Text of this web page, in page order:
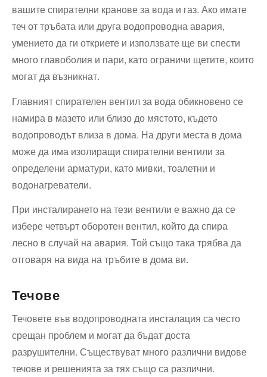
вашите спирателни кранове за вода и газ. Ако имате
теч от тръбата или друга водопроводна авария,
умението да ги откриете и използвате ще ви спести
много главоболия и пари, като ограничи щетите, които
могат да възникнат.
Главният спирателен вентил за вода обикновено се
намира в мазето или близо до мястото, където
водопроводът влиза в дома. На други места в дома
може да има изолиращи спирателни вентили за
определени арматури, като мивки, тоалетни и
водонагреватели.
При инсталирането на тези вентили е важно да се
избере четвърт оборотен вентил, който да спира
лесно в случай на авария. Той също така трябва да
отговаря на вида на тръбите в дома ви.
Течове
Течовете във водопроводната инсталация са често
срещан проблем и могат да бъдат доста
разрушителни. Съществуват много различни видове
течове и решенията за тях също са различни.